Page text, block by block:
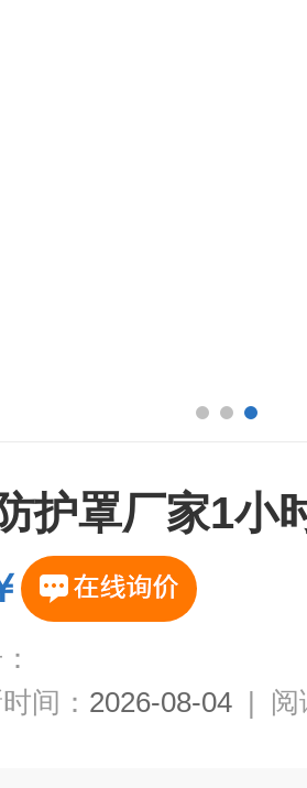
护罩厂家1小
间： 2026-08-04 | 阅